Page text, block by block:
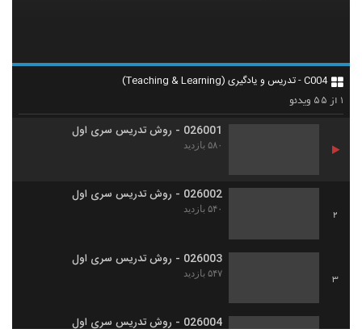
C004 - تدریس و یادگیری (Teaching & Learning)
۱ از ۵۵ ویدئو
026001 - روش تدریس سری اول
۵۸۰ بازدید
2
026002 - روش تدریس سری اول
۵۴۰ بازدید
3
026003 - روش تدریس سری اول
۵۴۷ بازدید
026004 - روش تدریس سری اول